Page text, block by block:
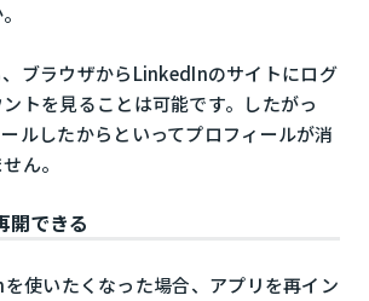
ブラウザからLinkedInのサイトにログ
トを見ることは可能です。したがっ
ルしたからといってプロフィールが消
ん。
開できる
使いたくなった場合、アプリを再イン